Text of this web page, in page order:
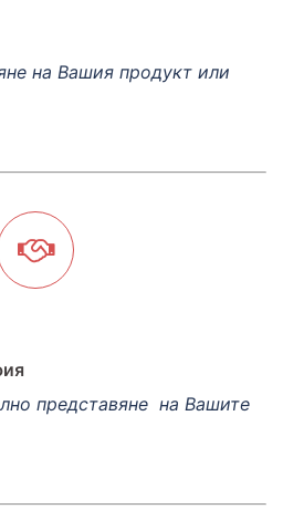
на Вашия продукт или
представяне на Вашите